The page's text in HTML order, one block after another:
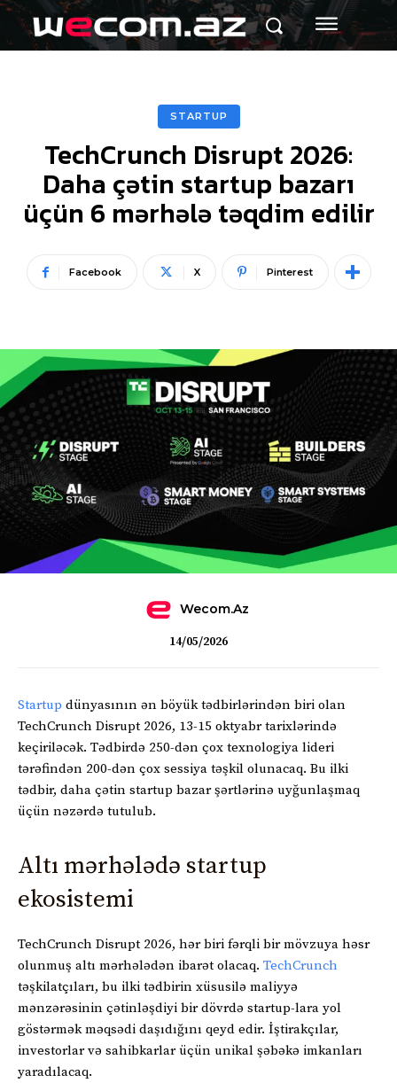
STARTUP
TechCrunch Disrupt 2026:
Daha çətin startup bazarı
üçün 6 mərhələ təqdim edilir
Facebook X Pinterest
Wecom.az
14/05/2026
Startup dünyasının ən böyük tədbirlərindən biri olan
TechCrunch Disrupt 2026, 13-15 oktyabr tarixlərində
keçiriləcək. Tədbirdə 250-dən çox texnologiya lideri
tərəfindən 200-dən çox sessiya təşkil olunacaq. Bu ilki
tədbir, daha çətin startup bazar şərtlərinə uyğunlaşmaq
üçün nəzərdə tutulub.
Altı mərhələdə startup
ekosistemi
TechCrunch Disrupt 2026, hər biri fərqli bir mövzuya həsr
olunmuş altı mərhələdən ibarət olacaq. TechCrunch
təşkilatçıları, bu ilki tədbirin xüsusilə maliyyə
mənzərəsinin çətinləşdiyi bir dövrdə startup-lara yol
göstərmək məqsədi daşıdığını qeyd edir. İştirakçılar,
investorlar və sahibkarlar üçün unikal şəbəkə imkanları
yaradılacaq.